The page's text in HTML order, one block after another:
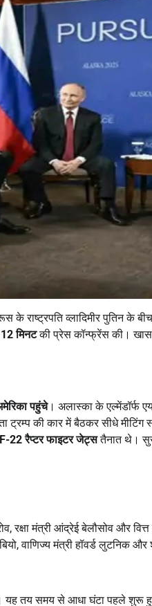
के राष्ट्रपति व्लादिमीर पुतिन के
12मिनटकी प्रेस कॉन्फ्रेंस की। खास
पहुंचे। अलास्का के एल्मेंडॉर्फ
ट्रम्प की कार में बैठकर सीधे मीटिंग
F-22रैप्टर फाइटर जेट्सतैनात थे।
रक्षा मंत्री आंद्रेई बेलौसोव और
वाणिज्य मंत्री हॉवर्ड लुटनिक और
यह तय समय से आधा घंटा पहले शुरू